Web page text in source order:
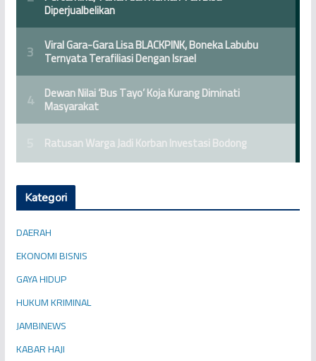
Kategori
DAERAH
EKONOMI BISNIS
GAYA HIDUP
HUKUM KRIMINAL
JAMBINEWS
KABAR HAJI